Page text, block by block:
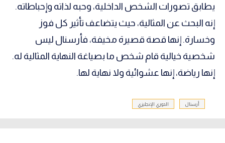
يطابق تصورات الشخص الداخلية، وحبه لذاته وإحباطاته.
إنه البحث عن المثالية، حيث يتضاعف تأثير كل فوز
وخسارة. إنها قصة قصيرة مخيفة، فأرسنال ليس
شخصية خيالية قام شخص ما بصياغة النهاية المثالية له.
إنها رياضة، إنها عشوائية ولا نهاية لها.
أرسنال الدوري الإنجليزي